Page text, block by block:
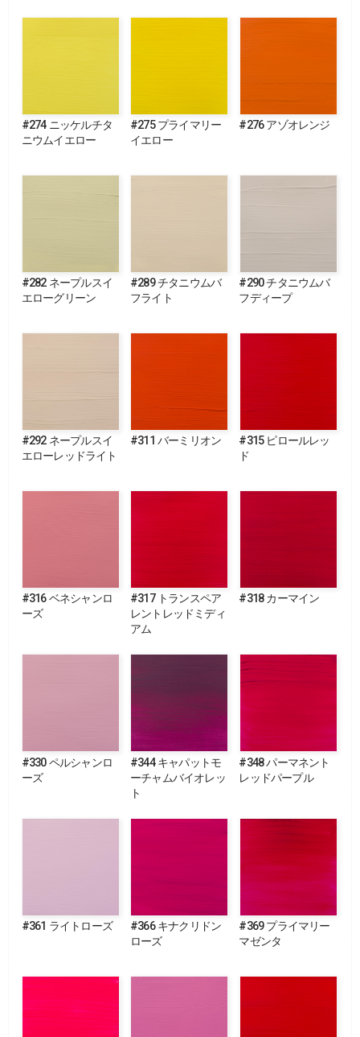
#274 ニッケルチタ
ニウムイエロー
#275 プライマリー
イエロー
#276 アゾオレンジ
#282 ネープルスイ
エローグリーン
#289 チタニウムバ
フライト
#290 チタニウムバ
フディープ
#292 ネープルスイ
エローレッドライト
#311 バーミリオン
#315 ピロールレッ
ド
#316 ベネシャンロ
ーズ
#317 トランスペア
レントレッドミディ
アム
#318 カーマイン
#330 ペルシャンロ
ーズ
#344 キャパットモ
ーチャムバイオレッ
ト
#348 パーマネント
レッドパープル
#361 ライトローズ
#366 キナクリドン
ローズ
#369 プライマリー
マゼンタ